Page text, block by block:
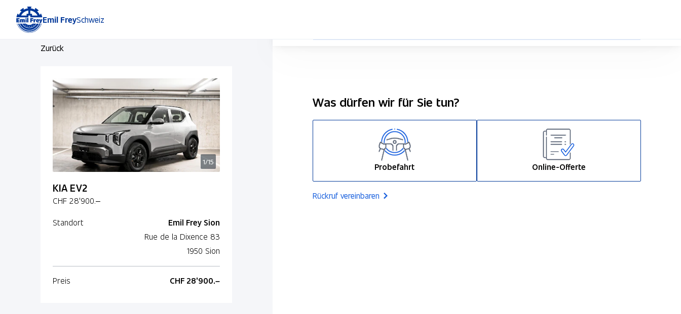
Emil FreySchweiz
Zurück
1/15
KIA EV2
CHF 28'900.–
Standort
Emil Frey Sion
Rue de la Dixence 83
1950 Sion
Preis CHF 28'900.–
Was dürfen wir für Sie tun?
Probefahrt Online-Offerte
Rückruf vereinbaren